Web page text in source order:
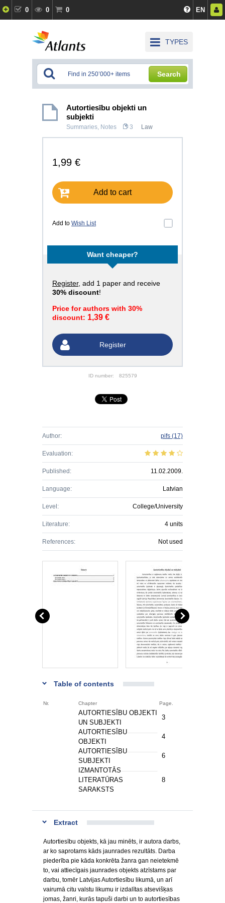
0 0 0 EN
TYPES
Search
Autortiesību objekti un
subjekti
Summaries, Notes 3 Law
1,99 €
Add to cart
Add to Wish List
Want cheaper?
Register, add 1 paper and receive
30% discount!
Price for authors with 30%
discount: 1,39 €
Register
ID number: 825579
Author: pifs (17)
Evaluation:
Published: 11.02.2009.
Language: Latvian
Level: College/University
Literature: 4 units
References: Not used
Table of contents
Nr. Chapter Page.
AUTORTIESĪBU OBJEKTI
UN SUBJEKTI
3
AUTORTIESĪBU
OBJEKTI
4
AUTORTIESĪBU
SUBJEKTI
6
IZMANTOTĀS
LITERATŪRAS
SARAKSTS
8
Extract
Autortiesību objekts, kā jau minēts, ir autora darbs,
ar ko saprotams kāds jaunrades rezultāts. Darba
piederība pie kāda konkrēta žanra gan neietekmē
to, vai attiecīgais jaunrades objekts atzīstams par
darbu, tomēr Latvijas Autortiesību likumā, un arī
vairumā citu valstu likumu ir izdalītas atsevišķas
jomas, žanri, kurās tapuši darbi un to autortiesības